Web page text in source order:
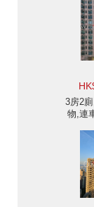
3房2
物,連